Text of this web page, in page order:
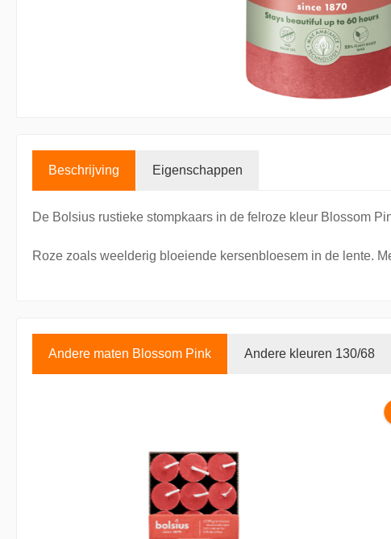
Beschrijving Eigenschappen
De Bolsius rustieke stompkaars in de felroze kleur Blossom
Roze zoals weelderig bloeiende kersenbloesem in de lente.
Andere maten Blossom Pink Andere kleuren 130/68